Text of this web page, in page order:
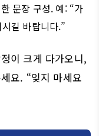
문장 구성. 예: “가
길 바랍니다.”
이 크게 다가오니,
요. “잊지 마세요